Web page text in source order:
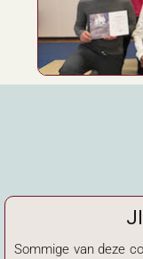
Sommige van deze